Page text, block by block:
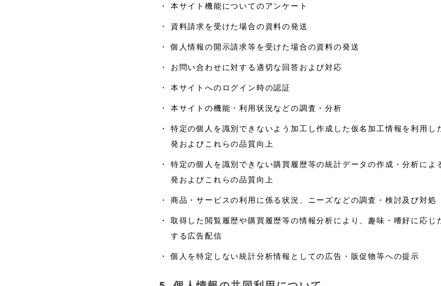
・ 本サイト機能についてのアンケート
・ 資料請求を受けた場合の資料の発送
・ 個人情報の開示請求等を受けた場合の資料の発送
・ お問い合わせに対する適切な回答および対応
・ 本サイトへのログイン時の認証
・ 本サイトの機能・利用状況などの調査・分析
・
特定の個人を識別できないよう加工し作成した仮名加工情報を利用し
発およびこれらの品質向上
・
特定の個人を識別できない購買履歴等の統計データの作成・分析によ
発およびこれらの品質向上
・ 商品・サービスの利用に係る状況、ニーズなどの調査・検討及び対処
・
取得した閲覧履歴や購買履歴等の情報分析により、趣味・嗜好に応じ
する広告配信
・ 個人を特定しない統計分析情報としての広告・販促物等への提示